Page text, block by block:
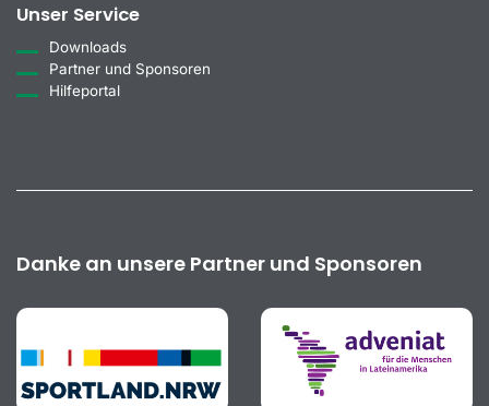
Unser Service
Downloads
Partner und Sponsoren
Hilfeportal
Danke an unsere Partner und Sponsoren